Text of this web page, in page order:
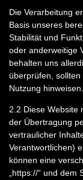
Die Verarbeitung
Basis unseres
Stabilität und
oder anderweitige
behalten uns
überprüfen,
Nutzung hinweisen.
2.2 Diese Website
der Übertragung
vertraulicher
Verantwortlichen)
können eine
„https://“ und